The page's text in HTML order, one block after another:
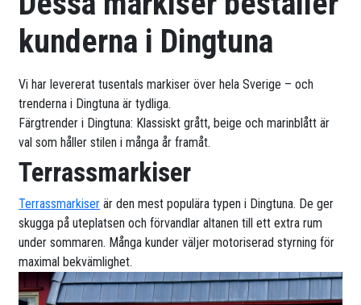
kunderna i Dingtuna
Vi har levererat tusentals markiser över hela Sverige – och
trenderna i Dingtuna är tydliga.
Färgtrender i Dingtuna: Klassiskt grått, beige och marinblått är
val som håller stilen i många år framåt.
Terrassmarkiser
Terrassmarkiser är den mest populära typen i Dingtuna. De ger
skugga på uteplatsen och förvandlar altanen till ett extra rum
under sommaren. Många kunder väljer motoriserad styrning för
maximal bekvämlighet.